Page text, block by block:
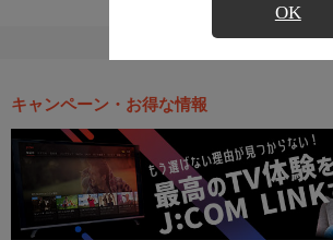
OK
キャンペーン・お得な情報